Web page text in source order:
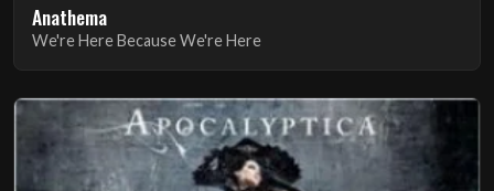
Anathema
We're Here Because We're Here